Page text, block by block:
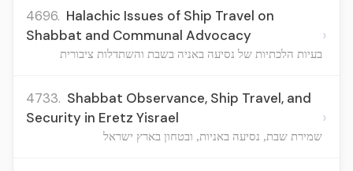
4696. Halachic Issues of Ship Travel on
Shabbat and Communal Advocacy
בעיות הלכתיות של נסיעה באניה בשבת והשתדלות ציבורית
›
4733. Shabbat Observance, Ship Travel, and
Security in Eretz Yisrael
שמירת שבת, נסיעה באניות, ובטחון בארץ ישראל
›